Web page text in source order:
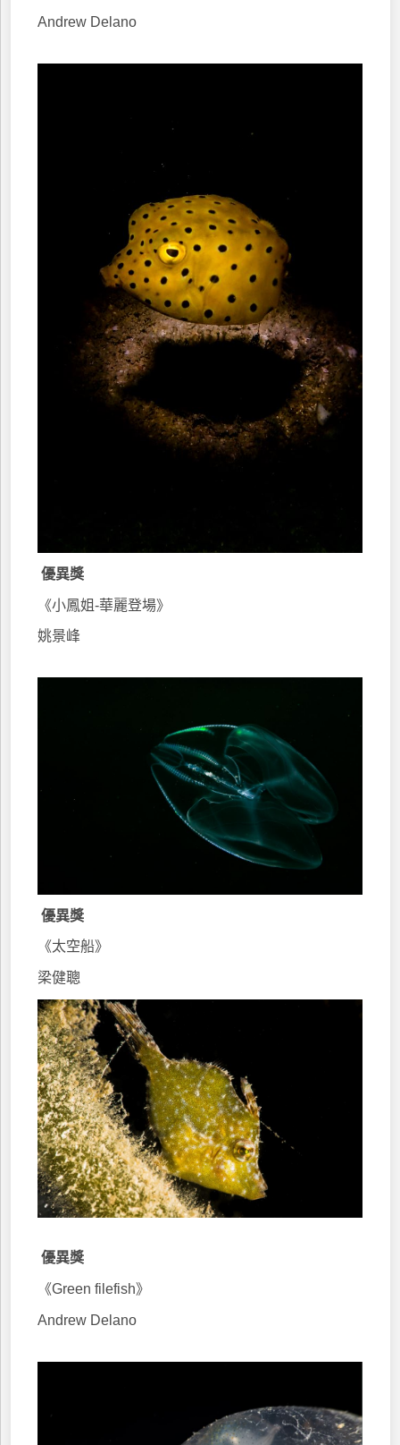
Andrew Delano
優異獎
《小鳳姐-華麗登場》
姚景峰
優異獎
《太空船》
梁健聰
優異獎
《Green filefish》
Andrew Delano